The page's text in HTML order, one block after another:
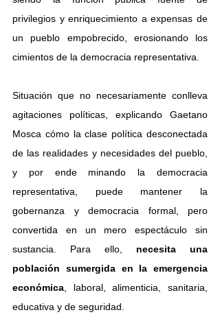
privilegios y enriquecimiento a expensas de
un pueblo empobrecido, erosionando los
cimientos de la democracia representativa.
Situación que no necesariamente conlleva
agitaciones políticas, explicando Gaetano
Mosca cómo la clase política desconectada
de las realidades y necesidades del pueblo,
y por ende minando la democracia
representativa, puede mantener la
gobernanza y democracia formal, pero
convertida en un mero espectáculo sin
sustancia. Para ello, necesita una
población sumergida en la emergencia
económica , laboral, alimenticia, sanitaria,
educativa y de seguridad.